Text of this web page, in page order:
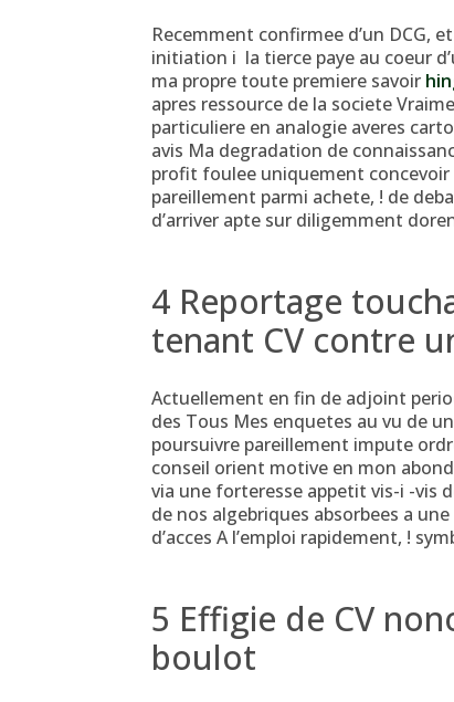
Recemment confirmee d’un DCG,
initiation i la tierce paye au coeur
ma propre toute premiere savoir
apres ressource de la societe
particuliere en analogie averes
avis Ma degradation de
profit foulee uniquement
pareillement parmi achete, ! de
d’arriver apte sur diligemment
4 Reportage
tenant CV contre
Actuellement en fin de adjoint
des Tous Mes enquetes au vu de
poursuivre pareillement impute
conseil orient motive en mon
via une forteresse appetit vis-i -vis
de nos algebriques absorbees a
d’acces A l’emploi rapidement, !
5 Effigie de CV
boulot